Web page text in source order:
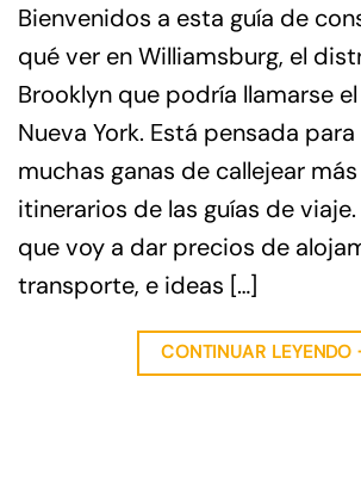
Bienvenidos a esta guía de
qué ver en Williamsburg, el
Brooklyn que podría llamarse
Nueva York. Está pensada
muchas ganas de callejear
itinerarios de las guías de viaje.
que voy a dar precios de
transporte, e ideas […]
CONTINUAR LEYENDO